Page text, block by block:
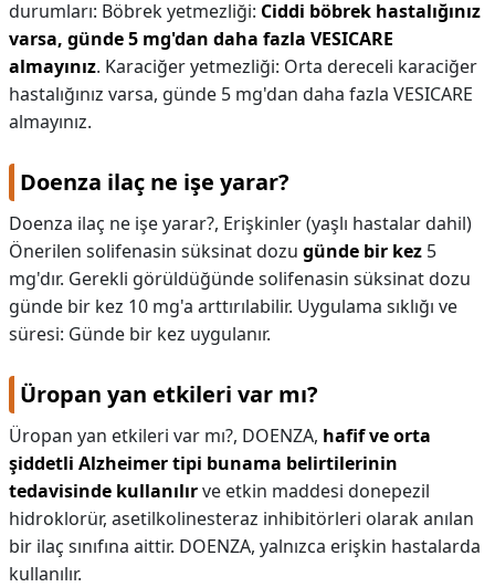
durumları: Böbrek yetmezliği: Ciddi böbrek hastalığınız
varsa, günde 5 mg'dan daha fazla VESICARE
almayınız. Karaciğer yetmezliği: Orta dereceli karaciğer
hastalığınız varsa, günde 5 mg'dan daha fazla VESICARE
almayınız.
Doenza ilaç ne işe yarar?
Doenza ilaç ne işe yarar?, Erişkinler (yaşlı hastalar dahil)
Önerilen solifenasin süksinat dozu günde bir kez 5
mg'dır. Gerekli görüldüğünde solifenasin süksinat dozu
günde bir kez 10 mg'a arttırılabilir. Uygulama sıklığı ve
süresi: Günde bir kez uygulanır.
Üropan yan etkileri var mı?
Üropan yan etkileri var mı?, DOENZA, hafif ve orta
şiddetli Alzheimer tipi bunama belirtilerinin
tedavisinde kullanılırve etkin maddesi donepezil
hidroklorür, asetilkolinesteraz inhibitörleri olarak anılan
bir ilaç sınıfına aittir. DOENZA, yalnızca erişkin hastalarda
kullanılır.